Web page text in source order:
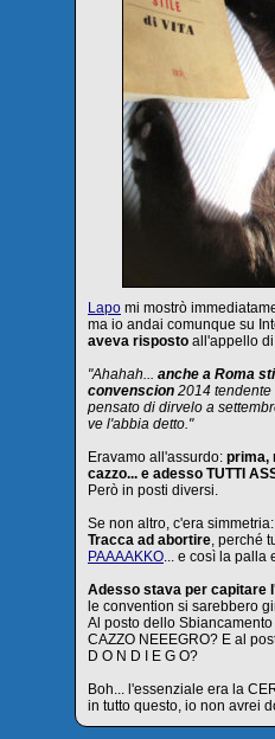
Lapo mi mostrò
ma io andai comunque su
aveva risposto all'appello
"Ahahah... anche a Roma
convenscion 2014
pensato di dirvelo a
ve l'abbia detto."
Eravamo all'assurdo: prima,
cazzo... e adesso TUTTI
Però in posti diversi.
Se non altro, c'era simmetria:
Tracca ad abortire, perché
PAAAAKKO... e così la palla
Adesso stava per capitare
le convention si sarebbero
Al posto dello Sbiancamento
CAZZO NEEEGRO? E al
D O N D I E G O?
Boh... l'essenziale era la
in tutto questo, io non avrei